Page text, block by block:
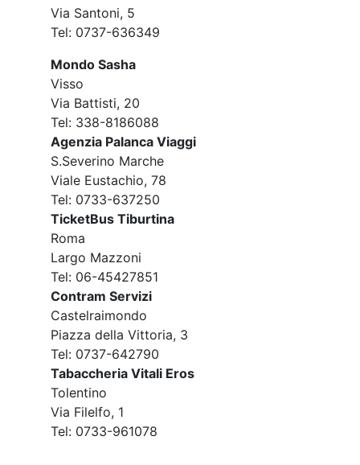
Via Santoni, 5
Tel: 0737-636349
Mondo Sasha
Visso
Via Battisti, 20
Tel: 338-8186088
Agenzia Palanca Viaggi
S.Severino Marche
Viale Eustachio, 78
Tel: 0733-637250
TicketBus Tiburtina
Roma
Largo Mazzoni
Tel: 06-45427851
Contram Servizi
Castelraimondo
Piazza della Vittoria, 3
Tel: 0737-642790
Tabaccheria Vitali Eros
Tolentino
Via Filelfo, 1
Tel: 0733-961078